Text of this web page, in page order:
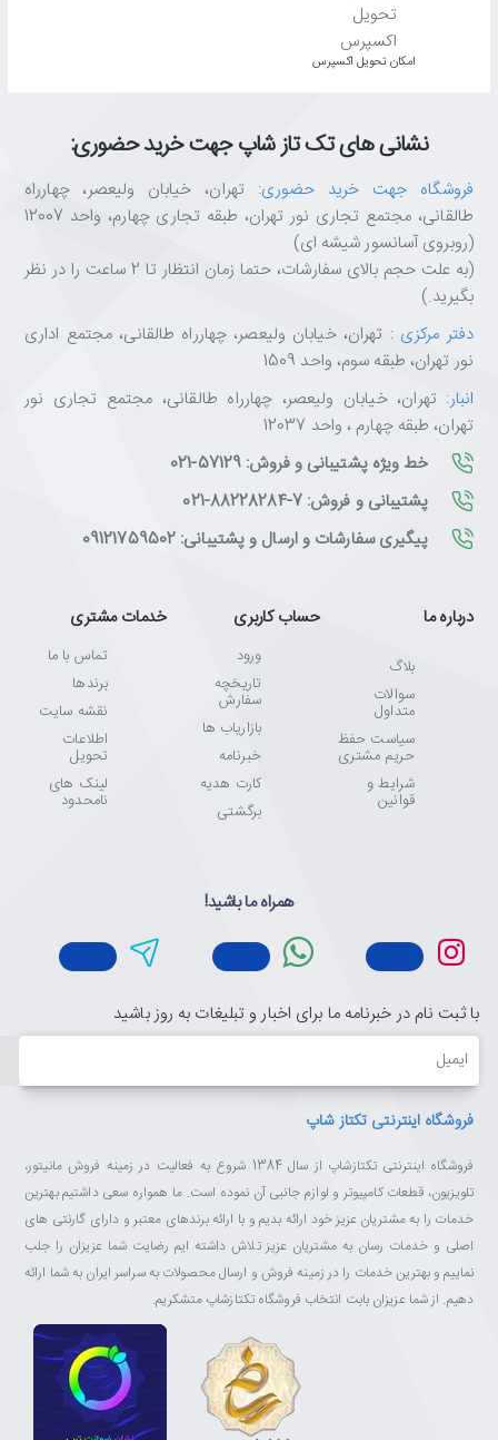
اﻣﮑﺎن ﺗﺤﻮﯾﻞ اﮐﺴﭙﺮس
نشانی های تک تاز شاپ جهت خرید حضوری:
فروشگاه جهت خرید حضوری: تهران، خیابان ولیعصر، چهارراه
طالقانی، مجتمع تجاری نور تهران، طبقه تجاری چهارم، واحد 12007
(روبروی آسانسور شیشه ای)
(به علت حجم بالای سفارشات، حتما زمان انتظار تا 2 ساعت را در نظر
بگیرید.)
دفتر مرکزی : تهران، خیابان ولیعصر، چهارراه طالقانی، مجتمع اداری
نور تهران، طبقه سوم، واحد 1509
انبار: تهران، خیابان ولیعصر، چهارراه طالقانی، مجتمع تجاری نور
تهران، طبقه چهارم ، واحد 12037
خط ویژه پشتیبانی و فروش: 57129-021
پشتیبانی و فروش: 7-88228284-021
پیگیری سفارشات و ارسال و پشتیبانی: 09121759502
درباره ما
بلاگ
سوالات
متداول
سیاست حفظ
حریم مشتری
شرایط و
قوانین
حساب کاربری
ورود
تاریخچه
سفارش
بازاریاب ها
خبرنامه
کارت هدیه
برگشتی
خدمات مشتری
تماس با ما
برندها
نقشه سایت
اطلاعات
تحویل
لینک های
نامحدود
همراه ما باشید!
با ثبت نام در خبرنامه ما برای اخبار و تبلیغات به روز باشید
ایمیل
فروشگاه اینترنتی تکتاز شاپ
فروشگاه اینترنتی تکتازشاپ از سال 1384 شروع به فعالیت در زمینه فروش مانیتور،
تلویزیون، قطعات کامپیوتر و لوازم جانبی آن نموده است. ما همواره سعی داشتیم بهترین
خدمات را به مشتریان عزیز خود ارائه بدیم و با ارائه برندهای معتبر و دارای گارنتی های
اصلی و خدمات رسان به مشتریان عزیز تلاش داشته ایم رضایت شما عزیزان را جلب
نماییم و بهترین خدمات را در زمینه فروش و ارسال محصولات به سراسر ایران به شما ارائه
دهیم. از شما عزیزان بابت انتخاب فروشگاه تکتازشاپ متشکریم.